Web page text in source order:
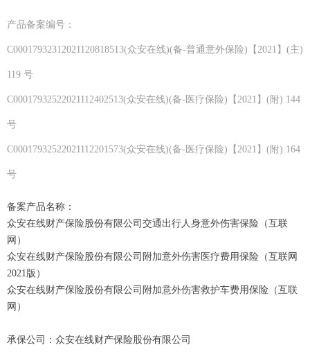
产品备案编号：
C00017932312021120818513(众安在线)(备-普通意外保险)【2021】(主)
119 号
C00017932522021112402513(众安在线)(备-医疗保险)【2021】(附) 144
号
C00017932522021112201573(众安在线)(备-医疗保险)【2021】(附) 164
号
备案产品名称：
众安在线财产保险股份有限公司交通出行人身意外伤害保险（互联
网）
众安在线财产保险股份有限公司附加意外伤害医疗费用保险（互联网
2021版）
众安在线财产保险股份有限公司附加意外伤害救护车费用保险（互联
网）
承保公司：众安在线财产保险股份有限公司